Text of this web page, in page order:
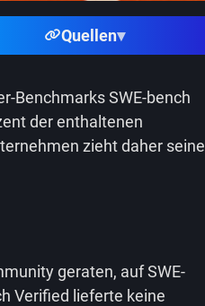
Quellen▾
Benchmarks SWE-bench
der enthaltenen
zieht daher seine
geraten, auf SWE-
Verified lieferte keine